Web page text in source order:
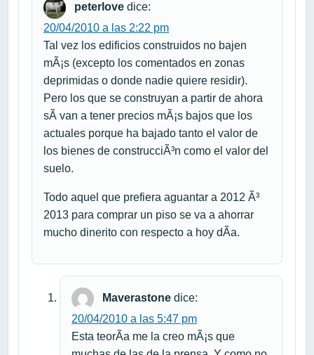
peterlove dice:
20/04/2010 a las 2:22 pm
Tal vez los edificios construidos no bajen
mÃ¡s (excepto los comentados en zonas
deprimidas o donde nadie quiere residir).
Pero los que se construyan a partir de ahora
sÃ­ van a tener precios mÃ¡s bajos que los
actuales porque ha bajado tanto el valor de
los bienes de construcciÃ³n como el valor del
suelo.
Todo aquel que prefiera aguantar a 2012 Ã³
2013 para comprar un piso se va a ahorrar
mucho dinerito con respecto a hoy dÃ­a.
Maverastone dice:
20/04/2010 a las 5:47 pm
Esta teorÃ­a me la creo mÃ¡s que